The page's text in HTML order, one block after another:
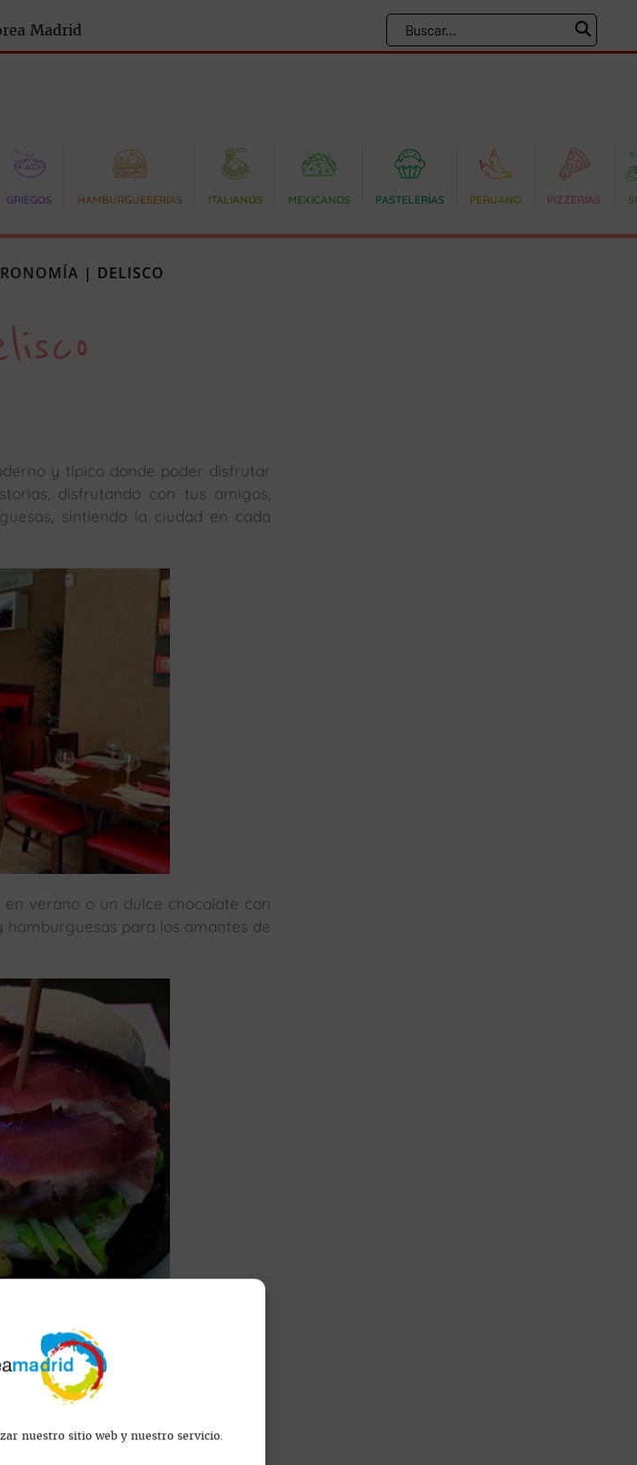
nuestro sitio web y nuestro servicio.
GRIEGOS HAMBURGUESERÍAS ITALIANOS MEXICANOS PASTELERÍAS PERUANO PIZZERÍAS
| DELISCO
y típico donde poder disfrutar
disfrutando con tus amigos,
sintiendo la ciudad en cada
verano o un dulce chocolate con
para los amantes de